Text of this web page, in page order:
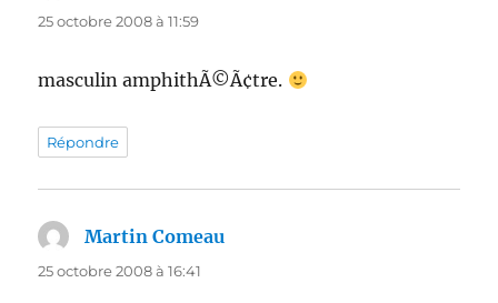
25 octobre 2008 à 11:59
masculin amphithÃ©Ã¢tre.
Répondre
Martin Comeau
25 octobre 2008 à 16:41